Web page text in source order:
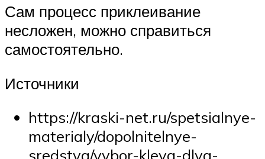
Сам процесс приклеивание
несложен, можно справиться
самостоятельно.
Источники
https://kraski-net.ru/spetsialnye-
materialy/dopolnitelnye-
sredstva/vybor-kleya-dlya-